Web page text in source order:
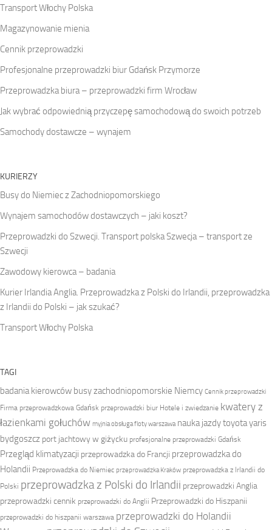
Transport Włochy Polska
Magazynowanie mienia
Cennik przeprowadzki
Profesjonalne przeprowadzki biur Gdańsk Przymorze
Przeprowadzka biura – przeprowadzki firm Wrocław
Jak wybrać odpowiednią przyczepę samochodową do swoich potrzeb
Samochody dostawcze – wynajem
KURIERZY
Busy do Niemiec z Zachodniopomorskiego
Wynajem samochodów dostawczych – jaki koszt?
Przeprowadzki do Szwecji. Transport polska Szwecja – transport ze
Szwecji
Zawodowy kierowca – badania
Kurier Irlandia Anglia. Przeprowadzka z Polski do Irlandii, przeprowadzka
z Irlandii do Polski – jak szukać?
Transport Włochy Polska
TAGI
badania kierowców busy zachodniopomorskie Niemcy Cennik przeprowadzki
Firma przeprowadzkowa Gdańsk przeprowadzki biur Hotele i zwiedzanie kwatery z
łazienkami gołuchów myjnia obsługa floty warszawa nauka jazdy toyota yaris
bydgoszcz port jachtowy w giżycku profesjonalne przeprowadzki Gdańsk
Przegląd klimatyzacji przeprowadzka do Francji przeprowadzka do
Holandii Przeprowadzka do Niemiec przeprowadzka Kraków przeprowadzka z Irlandii do
Polski przeprowadzka z Polski do Irlandii przeprowadzki Anglia
przeprowadzki cennik przeprowadzki do Anglii Przeprowadzki do Hiszpanii
przeprowadzki do hiszpanii warszawa przeprowadzki do Holandii